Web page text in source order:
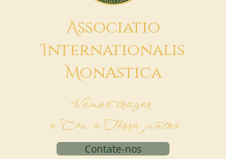
Associatio
Internationalis
MonAstica
Vamos trazer
o Céu à Terra juntos
Contate-nos